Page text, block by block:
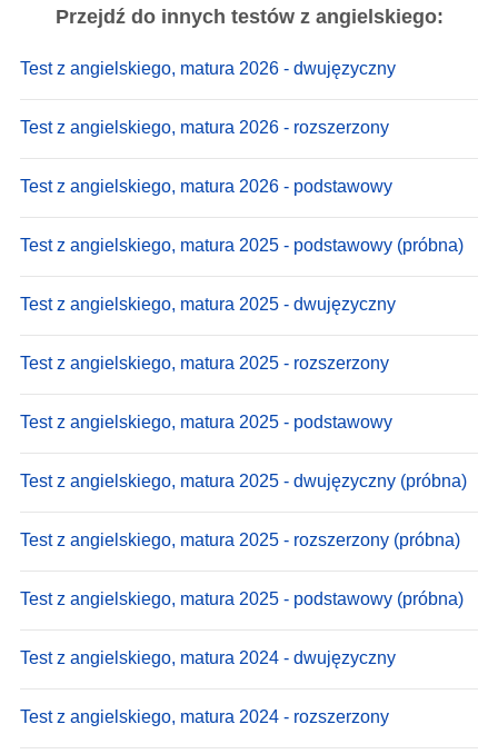
Przejdź do innych testów z angielskiego:
Test z angielskiego, matura 2026 - dwujęzyczny
Test z angielskiego, matura 2026 - rozszerzony
Test z angielskiego, matura 2026 - podstawowy
Test z angielskiego, matura 2025 - podstawowy (próbna)
Test z angielskiego, matura 2025 - dwujęzyczny
Test z angielskiego, matura 2025 - rozszerzony
Test z angielskiego, matura 2025 - podstawowy
Test z angielskiego, matura 2025 - dwujęzyczny (próbna)
Test z angielskiego, matura 2025 - rozszerzony (próbna)
Test z angielskiego, matura 2025 - podstawowy (próbna)
Test z angielskiego, matura 2024 - dwujęzyczny
Test z angielskiego, matura 2024 - rozszerzony